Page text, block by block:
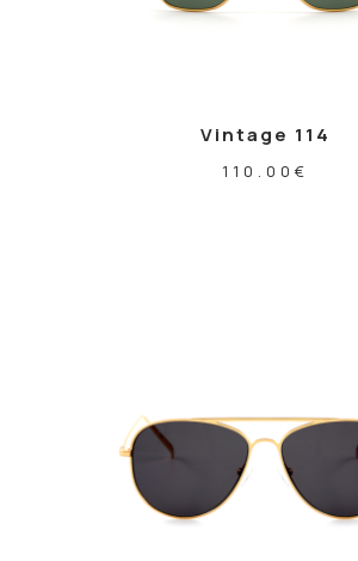
Vintage 114
110.00 €